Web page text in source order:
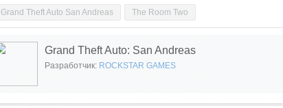
Grand Theft Auto San Andreas The Room Two
Grand Theft Auto: San Andreas
Разработчик: ROCKSTAR GAMES